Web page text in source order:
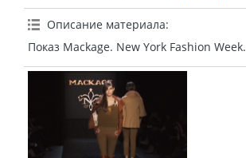
Описание материала:
Показ Mackage. New York Fashion Week.